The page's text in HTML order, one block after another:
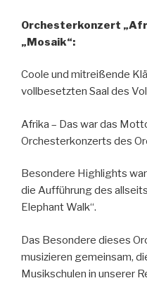
Orchesterkonzert
„Mosaik“:
Coole und mitreißende
vollbesetzten Saal des
Afrika – Das war das
Orchesterkonzerts des
Besondere Highlights
die Aufführung des
Elephant Walk“.
Das Besondere dieses
musizieren gemeinsam,
Musikschulen in unserer